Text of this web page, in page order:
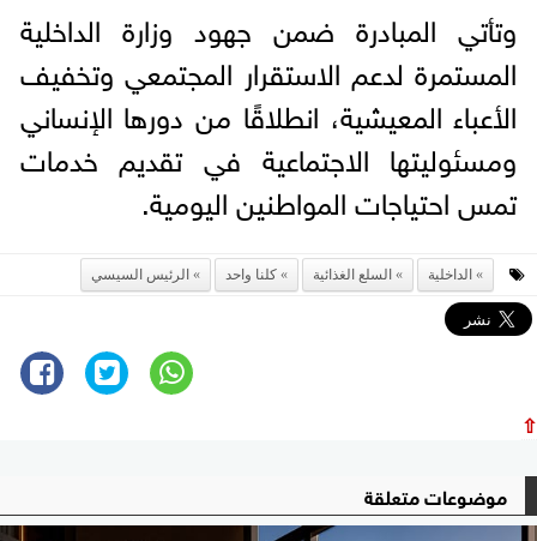
وتأتي المبادرة ضمن جهود وزارة الداخلية
المستمرة لدعم الاستقرار المجتمعي وتخفيف
الأعباء المعيشية، انطلاقًا من دورها الإنساني
ومسئوليتها الاجتماعية في تقديم خدمات
تمس احتياجات المواطنين اليومية.
الداخلية السلع الغذائية كلنا واحد الرئيس السيسي
⇧
موضوعات متعلقة